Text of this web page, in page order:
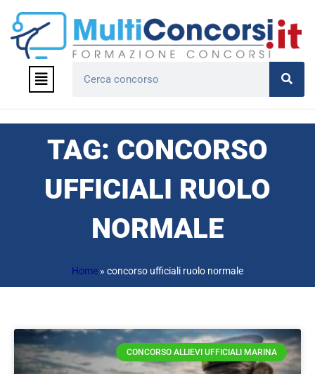
contenuto
Menu
TAG: CONCORSO
UFFICIALI RUOLO
NORMALE
Home » concorso ufficiali ruolo normale
CONCORSO ALLIEVI UFFICIALI MARINA